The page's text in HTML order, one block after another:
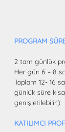
PROGRAM
2 tam günlük
Her gün 6 – 8
Toplam 12- 16
günlük süre
genişletilebilir.)
KATILIMCI